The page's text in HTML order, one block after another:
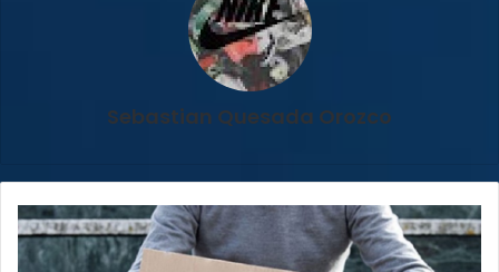
Sebastian Quesada Orozco
Encuesta
revela
creciente